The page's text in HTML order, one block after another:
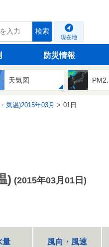
検索
現在地
防災情報
天気図
気温)2015年03月 01日
) (2015年03月01日)
量 風向・風速